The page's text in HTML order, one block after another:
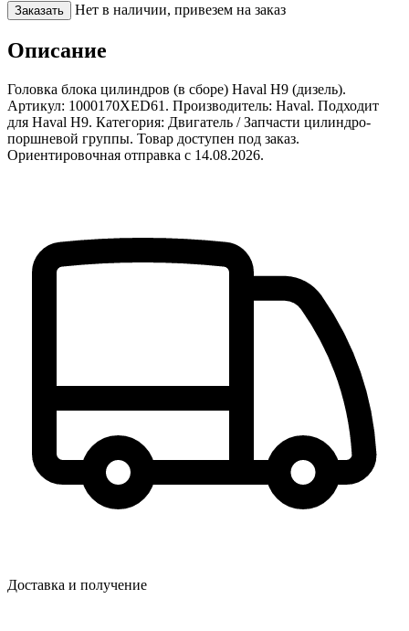
Заказать Нет в наличии, привезем на заказ
Описание
Головка блока цилиндров (в сборе) Haval H9 (дизель).
Артикул: 1000170XED61. Производитель: Haval. Подходит
для Haval H9. Категория: Двигатель / Запчасти цилиндро-
поршневой группы. Товар доступен под заказ.
Ориентировочная отправка с 14.08.2026.
Доставка и получение